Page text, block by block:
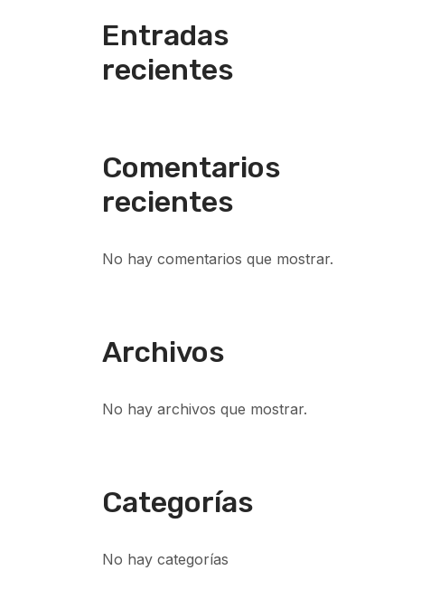
Entradas
recientes
Comentarios
recientes
No hay comentarios que mostrar.
Archivos
No hay archivos que mostrar.
Categorías
No hay categorías